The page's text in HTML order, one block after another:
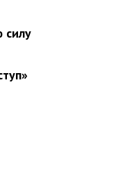
силу